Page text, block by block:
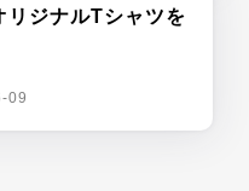
リジナルTシャツを
09